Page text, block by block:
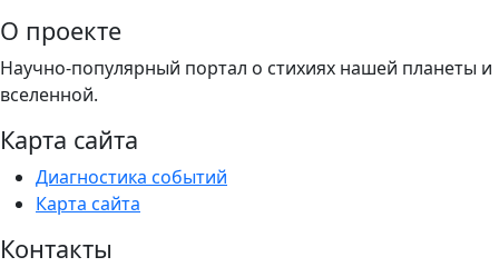
О проекте
Научно-популярный портал о стихиях нашей планеты и
вселенной.
Карта сайта
Диагностика событий
Карта сайта
Контакты